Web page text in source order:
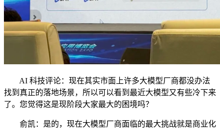
AI 科技评论：现在其实市面上许多大模型厂商都没办法
找到真正的落地场景，所以可以看到最近大模型又有些冷下来
了。您觉得这是现阶段大家最大的困境吗？
俞凯：是的，现在大模型厂商面临的最大挑战就是商业化